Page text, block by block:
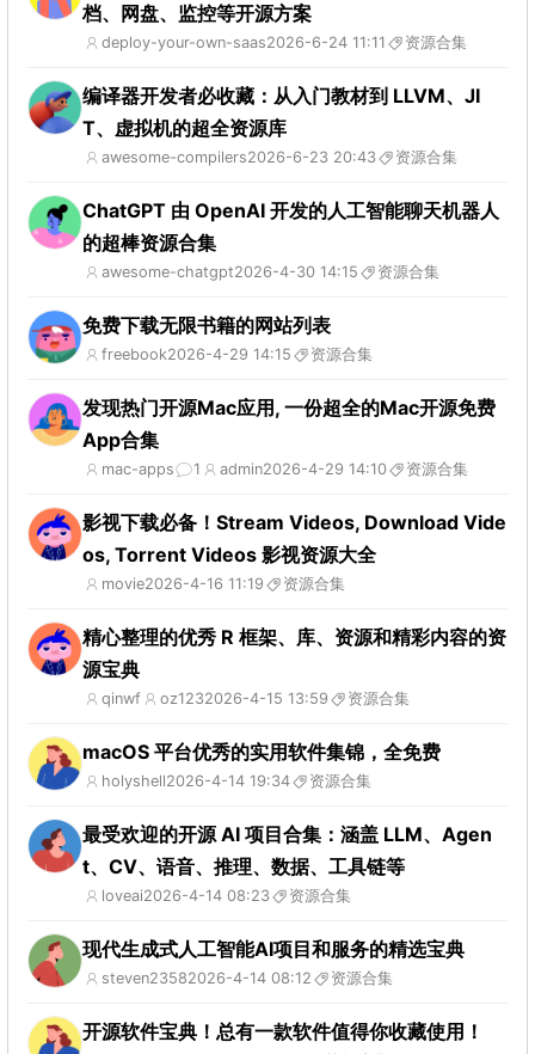
档、网盘、监控等开源方案
deploy-your-own-saas2026-6-24 11:11 资源合集
编译器开发者必收藏：从入门教材到 LLVM、JI
T、虚拟机的超全资源库
awesome-compilers2026-6-23 20:43 资源合集
ChatGPT 由 OpenAI 开发的人工智能聊天机器人
的超棒资源合集
awesome-chatgpt2026-4-30 14:15 资源合集
免费下载无限书籍的网站列表
freebook2026-4-29 14:15 资源合集
发现热门开源Mac应用, 一份超全的Mac开源免费
App合集
mac-apps 1 admin2026-4-29 14:10 资源合集
影视下载必备！Stream Videos, Download Vide
os, Torrent Videos 影视资源大全
movie2026-4-16 11:19 资源合集
精心整理的优秀 R 框架、库、资源和精彩内容的资
源宝典
qinwf oz1232026-4-15 13:59 资源合集
macOS 平台优秀的实用软件集锦，全免费
holyshell2026-4-14 19:34 资源合集
最受欢迎的开源 AI 项目合集：涵盖 LLM、Agen
t、CV、语音、推理、数据、工具链等
loveai2026-4-14 08:23 资源合集
现代生成式人工智能AI项目和服务的精选宝典
steven23582026-4-14 08:12 资源合集
开源软件宝典！总有一款软件值得你收藏使用！